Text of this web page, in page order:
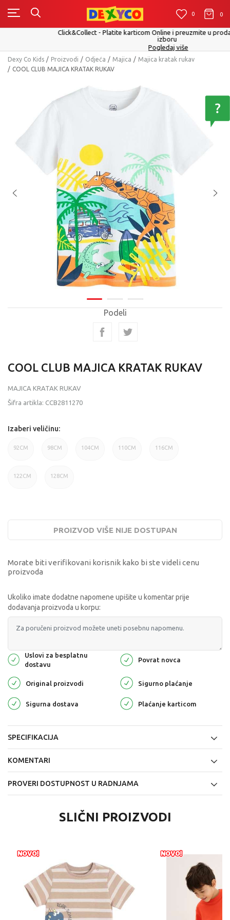
0 0
Click&Collect - Platite karticom Online i preuzmite u prodavnici po Vašem
Dexy Co Kids Proizvodi Odjeća Majica
Majica kratak rukav
COOL CLUB MAJICA KRATAK RUKAV
Podeli
COOL CLUB MAJICA KRATAK RUKAV
MAJICA KRATAK RUKAV
Šifra artikla: CCB2811270
Izaberi veličinu:
92CM 98CM 104CM 110CM 116CM
122CM 128CM
PROIZVOD VIŠE NIJE DOSTUPAN
Morate biti verifikovani korisnik kako bi ste videli cenu
proizvoda
Ukoliko imate dodatne napomene upišite u komentar prije
dodavanja proizvoda u korpu:
Uslovi za besplatnu
dostavu
Povrat novca
Original proizvodi Sigurno plaćanje
Sigurna dostava Plaćanje karticom
SPECIFIKACIJA
KOMENTARI
PROVERI DOSTUPNOST U RADNJAMA
SLIČNI PROIZVODI